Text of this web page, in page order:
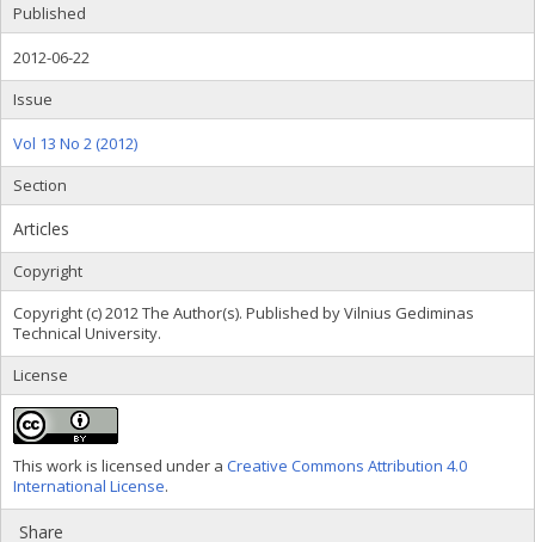
Published
2012-06-22
Issue
Vol 13 No 2 (2012)
Section
Articles
Copyright
Copyright (c) 2012 The Author(s). Published by Vilnius Gediminas
Technical University.
License
This work is licensed under a Creative Commons Attribution 4.0
International License.
Share